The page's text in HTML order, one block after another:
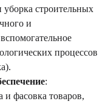
строительных
и
процессов
:
и фасовка товаров,